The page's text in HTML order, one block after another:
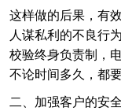
这样做的后果，有
人谋私利的不良行
校验终身负责制，
不论时间多久，都
二、加强客户的安